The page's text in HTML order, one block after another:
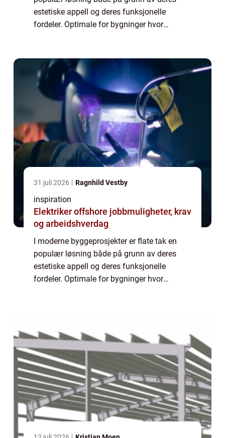
estetiske appell og deres funksjonelle
fordeler. Optimale for bygninger hvor
31 juli 2026 Ragnhild Vestby
inspiration
Elektriker offshore jobbmuligheter, krav
og arbeidshverdag
I moderne byggeprosjekter er flate tak en
populær løsning både på grunn av deres
estetiske appell og deres funksjonelle
fordeler. Optimale for bygninger hvor